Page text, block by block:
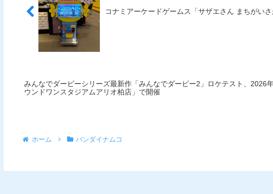
コナミアーケードゲームス「サザエさん まちがい
みんなでダービーシリーズ最新作「みんなでダービー2」ロケテスト、2026
ウンドワンスタジアムアリオ柏店」で開催
ホーム バンダイナムコ